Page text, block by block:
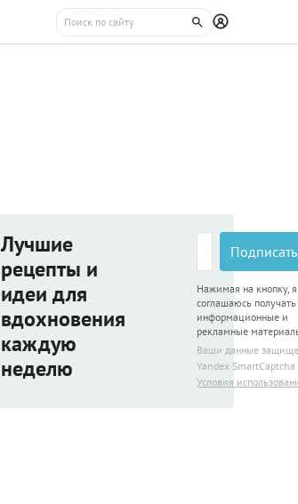
Лучшие
рецепты и
идеи для
вдохновения
каждую
неделю
Нажимая на кнопку, я
соглашаюсь получать
информационные и
рекламные
Ваши данные
Yandex SmartCaptcha
Условия